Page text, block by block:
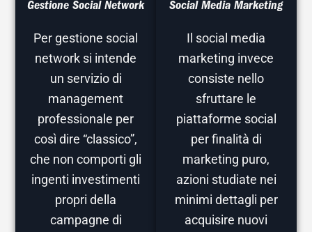
Gestione Social Network
Per gestione social
network si intende
un servizio di
management
professionale per
così dire “classico”,
che non comporti gli
ingenti investimenti
propri della
campagne di
Social Media Marketing
Il social media
marketing invece
consiste nello
sfruttare le
piattaforme social
per finalità di
marketing puro,
azioni studiate nei
minimi dettagli per
acquisire nuovi